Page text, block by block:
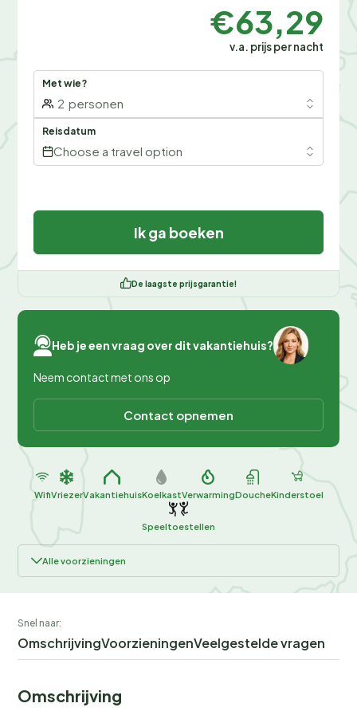
€63,29
v.a. prijs per nacht
Met wie?
2 personen
Reisdatum
Choose a travel option
Ik ga boeken
De laagste prijsgarantie!
Heb je een vraag over dit vakantiehuis?
Neem contact met ons op
Contact opnemen
WifiVriezerVakantiehuisKoelkastVerwarmingDoucheKinderstoel
Speeltoestellen
Alle voorzieningen
Snel naar:
OmschrijvingVoorzieningenVeelgestelde vragen
Omschrijving